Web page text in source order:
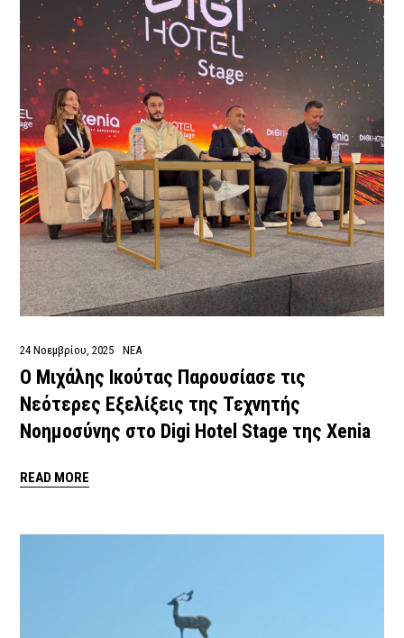
24 Νοεμβρίου, 2025 ΝΕΑ
Ο Μιχάλης Ικούτας Παρουσίασε τις
Νεότερες Εξελίξεις της Τεχνητής
Νοημοσύνης στο Digi Hotel Stage της Xenia
READ MORE